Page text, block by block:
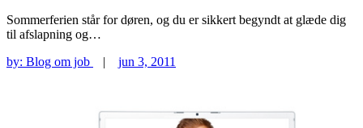
Sommerferien står for døren, og du er sikkert begyndt at glæde dig
til afslapning og…
by: Blog om job | jun 3, 2011